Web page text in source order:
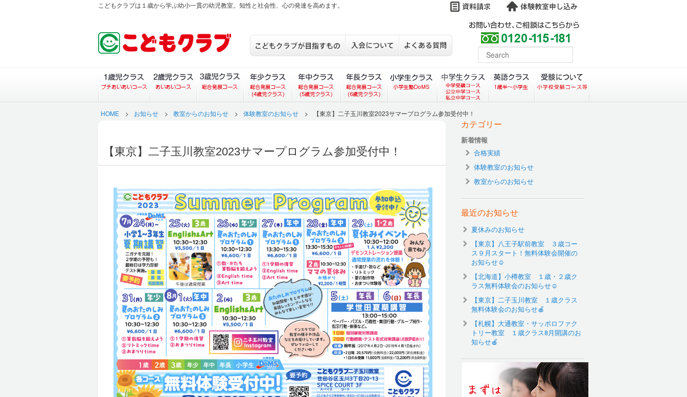
こどもクラブは１歳から学ぶ幼小一貫の幼児教室。知性と社会性、心の発達を高めます。
こどもクラブが目指すもの
入会について
よくある質問
１歳児クラス（プチあいあいコース）
２歳児クラス（あいあいコース）
HOME > お知らせ > 教室からのお知らせ > 体験教室のお知らせ > 【東京】二子玉川教室2023サマープログラム参加受付中！
【東京】二子玉川教室2023サマープログラム参加受付中！
カテゴリー
新着情報
合格実績
体験教室のお知らせ
教室からのお知らせ
最近のお知らせ
夏休みのお知らせ
【東京】八王子駅前教室 ３歳コー
ス９月スタート！無料体験会開催の
お知らせ☺️
【北海道】小樽教室 １歳・２歳ク
ラス無料体験会のお知らせ☺
【東京】二子玉川教室 １歳クラス
無料体験会のお知らせ🍎
【札幌】大通教室・サッポロファク
トリー教室 １歳クラス8月開講のお
知らせ🍎